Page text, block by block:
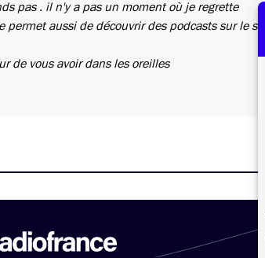
pas . il n'y a pas un moment où je regrette
aussi de découvrir des podcasts sur le site
de vous avoir dans les oreilles